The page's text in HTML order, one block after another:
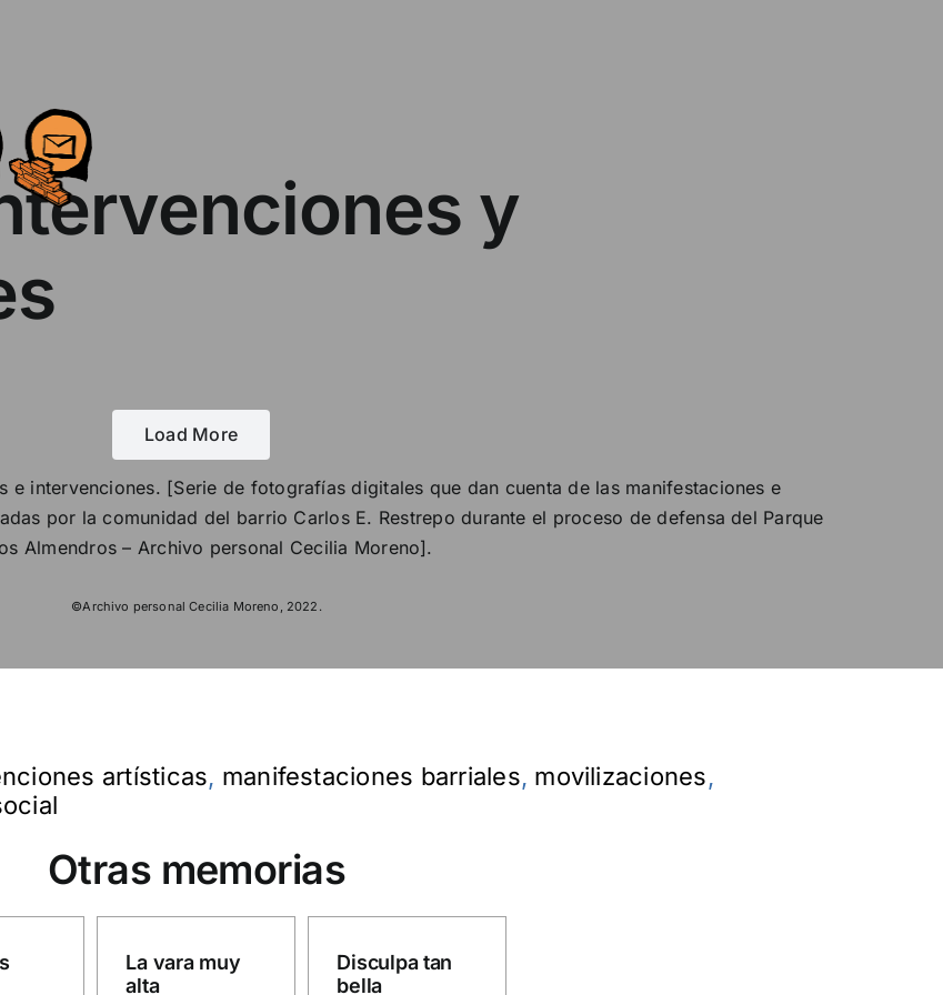
y
Load More
intervenciones. [Serie de fotografías digitales que dan cuenta de las manifestaciones e
por la comunidad del barrio Carlos E. Restrepo durante el proceso de defensa del Parque
Almendros – Archivo personal Cecilia Moreno].
©Archivo personal Cecilia Moreno, 2022.
artísticas, manifestaciones barriales, movilizaciones,
Otras memorias
La vara muy
alta
Disculpa tan
bella